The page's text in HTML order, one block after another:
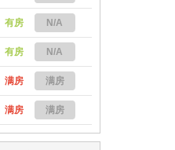
有房 N/A
有房 N/A
满房 满房
满房 满房